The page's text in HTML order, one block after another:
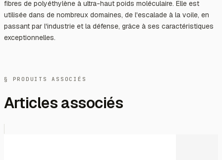
fibres de polyéthylène à ultra-haut poids moléculaire. Elle est
utilisée dans de nombreux domaines, de l'escalade à la voile, en
passant par l'industrie et la défense, grâce à ses caractéristiques
exceptionnelles.
§ PRODUITS ASSOCIÉS
Articles associés